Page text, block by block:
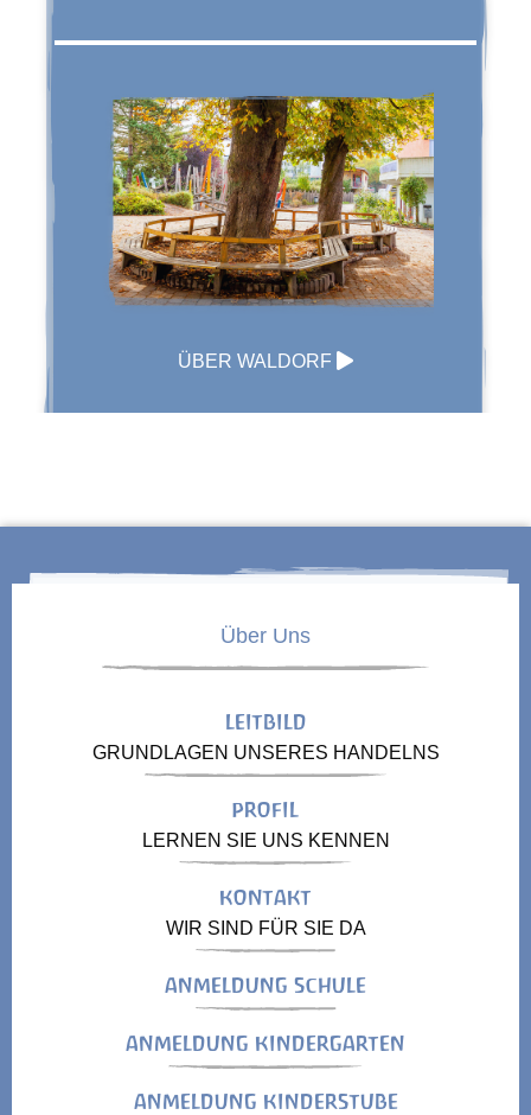
ÜBER WALDORF
Über Uns
LEITBILD
GRUNDLAGEN UNSERES HANDELNS
PROFIL
LERNEN SIE UNS KENNEN
KONTAKT
WIR SIND FÜR SIE DA
ANMELDUNG SCHULE
ANMELDUNG KINDERGARTEN
ANMELDUNG KINDERSTUBE